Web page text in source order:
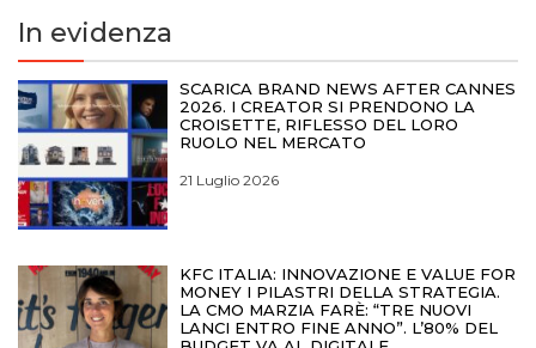
In evidenza
SCARICA BRAND NEWS AFTER CANNES
2026. I CREATOR SI PRENDONO LA
CROISETTE, RIFLESSO DEL LORO
RUOLO NEL MERCATO
21 Luglio 2026
KFC ITALIA: INNOVAZIONE E VALUE FOR
MONEY I PILASTRI DELLA STRATEGIA.
LA CMO MARZIA FARÈ: “TRE NUOVI
LANCI ENTRO FINE ANNO”. L’80% DEL